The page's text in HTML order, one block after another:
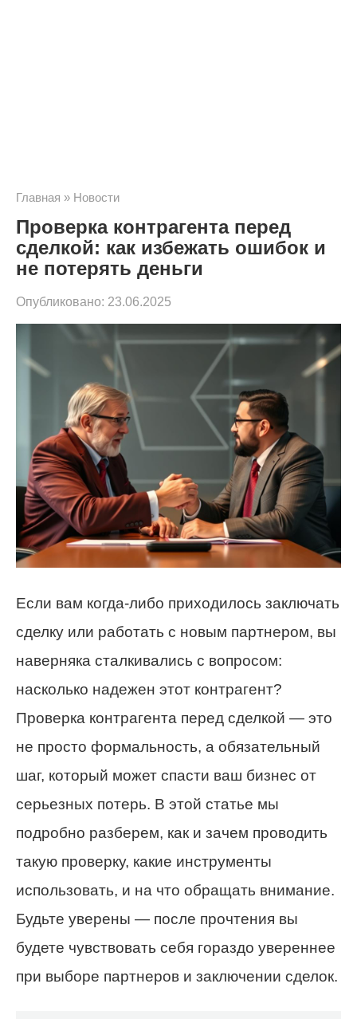
Главная » Новости
Проверка контрагента перед
сделкой: как избежать ошибок и
не потерять деньги
Опубликовано: 23.06.2025
Если вам когда-либо приходилось заключать
сделку или работать с новым партнером, вы
наверняка сталкивались с вопросом:
насколько надежен этот контрагент?
Проверка контрагента перед сделкой — это
не просто формальность, а обязательный
шаг, который может спасти ваш бизнес от
серьезных потерь. В этой статье мы
подробно разберем, как и зачем проводить
такую проверку, какие инструменты
использовать, и на что обращать внимание.
Будьте уверены — после прочтения вы
будете чувствовать себя гораздо увереннее
при выборе партнеров и заключении сделок.